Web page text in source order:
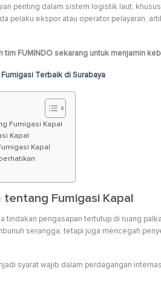
penting dalam sistem logistik laut,
pelaku ekspor atau operator pelayaran,
tim FUMINDO sekarang untuk menjamin
Terbaik di Surabaya
Fumigasi Kapal
Kapal
Kapal
tentang Fumigasi Kapal
tindakan pengasapan tertutup di ruang
serangga, tetapi juga mencegah
syarat wajib dalam perdagangan